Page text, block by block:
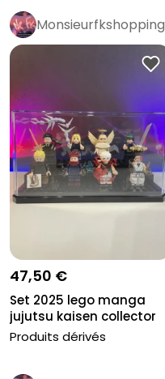
Monsieurfkshopping
47,50 €
Set 2025 lego manga
jujutsu kaisen collector
Produits dérivés